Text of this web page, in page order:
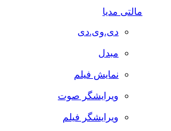
مالتی مدیا
دی.وی.دی
مبدل
نمایش فیلم
ویرایشگر صوت
ویرایشگر فیلم